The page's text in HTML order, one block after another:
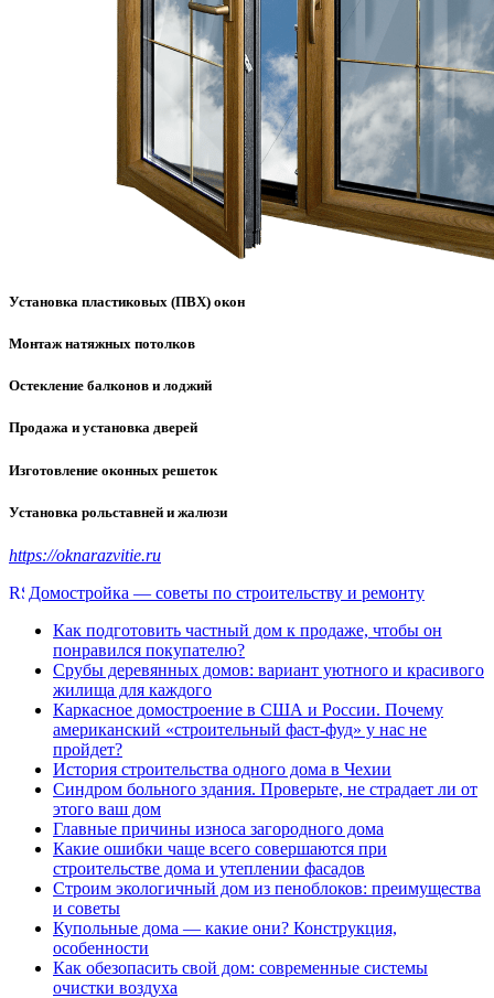
Установка пластиковых (ПВХ) окон
Монтаж натяжных потолков
Остекление балконов и лоджий
Продажа и установка дверей
Изготовление оконных решеток
Установка рольставней и жалюзи
https://oknarazvitie.ru
Домостройка — советы по строительству и ремонту
Как подготовить частный дом к продаже, чтобы он
понравился покупателю?
Срубы деревянных домов: вариант уютного и красивого
жилища для каждого
Каркасное домостроение в США и России. Почему
американский «строительный фаст-фуд» у нас не
пройдет?
История строительства одного дома в Чехии
Синдром больного здания. Проверьте, не страдает ли от
этого ваш дом
Главные причины износа загородного дома
Какие ошибки чаще всего совершаются при
строительстве дома и утеплении фасадов
Строим экологичный дом из пеноблоков: преимущества
и советы
Купольные дома — какие они? Конструкция,
особенности
Как обезопасить свой дом: современные системы
очистки воздуха